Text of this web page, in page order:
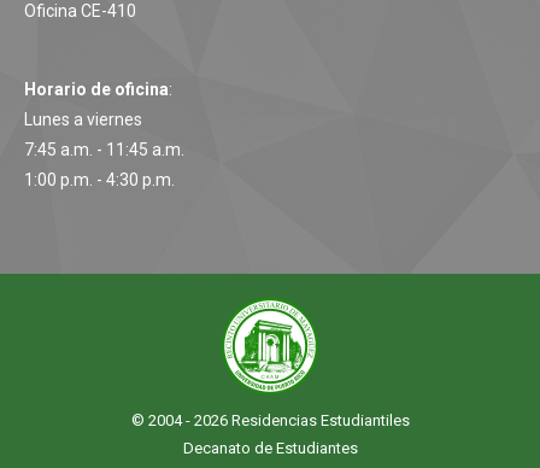
Oficina CE-410
Horario de oficina:
Lunes a viernes
7:45 a.m. - 11:45 a.m.
1:00 p.m. - 4:30 p.m.
© 2004 - 2026 Residencias Estudiantiles
Decanato de Estudiantes